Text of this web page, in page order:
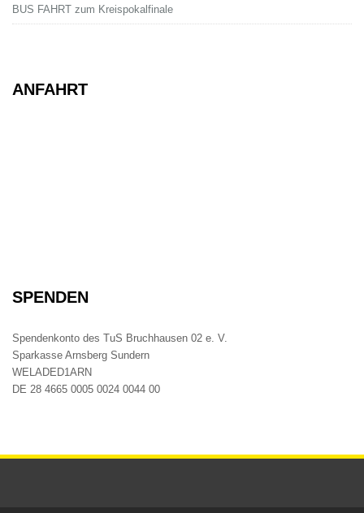
BUS FAHRT zum Kreispokalfinale
ANFAHRT
SPENDEN
Spendenkonto des TuS Bruchhausen 02 e. V.
Sparkasse Arnsberg Sundern
WELADED1ARN
DE 28 4665 0005 0024 0044 00